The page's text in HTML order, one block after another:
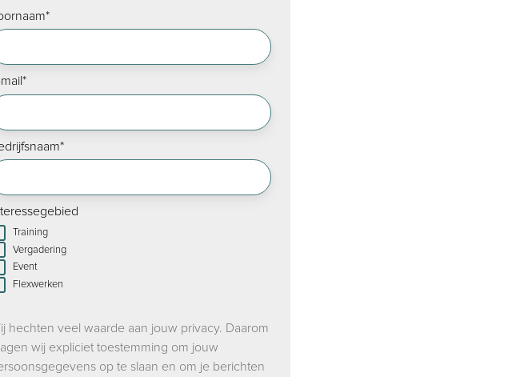
*
*
*
Training
Vergadering
Event
Flexwerken
hechten veel waarde aan jouw privacy. Daarom
wij expliciet toestemming om jouw
op te slaan en om je berichten